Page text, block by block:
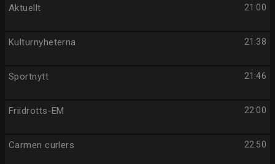
21:00
Aktuellt
21:38
Kulturnyheterna
21:46
Sportnytt
22:00
Friidrotts-EM
22:50
Carmen curlers